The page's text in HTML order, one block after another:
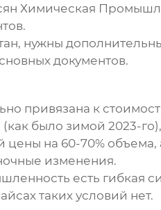
Химическая
нужны
документов.
привязана к
было зимой 2023-
на 60-70%
изменения.
есть гибкая
таких условий нет.